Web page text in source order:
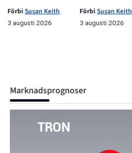
Förbi Susan Keith
3 augusti 2026
Förbi Susan Keith
3 augusti 2026
Marknadsprognoser